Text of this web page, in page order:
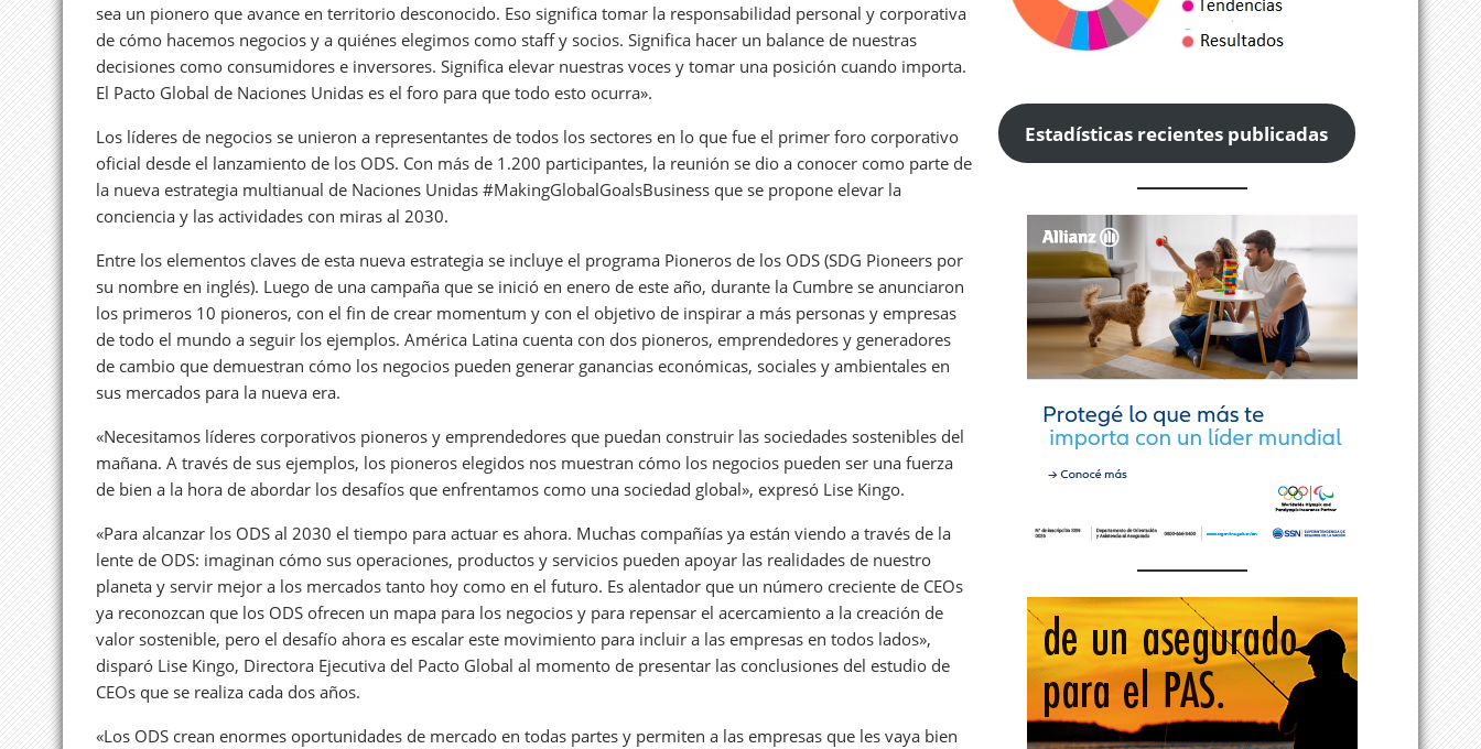
sea un pionero que avance en territorio desconocido. Eso significa tomar la responsabilidad personal y corporativa
de cómo hacemos negocios y a quiénes elegimos como staff y socios. Significa hacer un balance de nuestras
decisiones como consumidores e inversores. Significa elevar nuestras voces y tomar una posición cuando importa.
El Pacto Global de Naciones Unidas es el foro para que todo esto ocurra».
Los líderes de negocios se unieron a representantes de todos los sectores en lo que fue el primer foro corporativo
oficial desde el lanzamiento de los ODS. Con más de 1.200 participantes, la reunión se dio a conocer como parte de
la nueva estrategia multianual de Naciones Unidas #MakingGlobalGoalsBusiness que se propone elevar la
conciencia y las actividades con miras al 2030.
Entre los elementos claves de esta nueva estrategia se incluye el programa Pioneros de los ODS (SDG Pioneers por
su nombre en inglés). Luego de una campaña que se inició en enero de este año, durante la Cumbre se anunciaron
los primeros 10 pioneros, con el fin de crear momentum y con el objetivo de inspirar a más personas y empresas
de todo el mundo a seguir los ejemplos. América Latina cuenta con dos pioneros, emprendedores y generadores
de cambio que demuestran cómo los negocios pueden generar ganancias económicas, sociales y ambientales en
sus mercados para la nueva era.
«Necesitamos líderes corporativos pioneros y emprendedores que puedan construir las sociedades sostenibles del
mañana. A través de sus ejemplos, los pioneros elegidos nos muestran cómo los negocios pueden ser una fuerza
de bien a la hora de abordar los desafíos que enfrentamos como una sociedad global», expresó Lise Kingo.
«Para alcanzar los ODS al 2030 el tiempo para actuar es ahora. Muchas compañías ya están viendo a través de la
lente de ODS: imaginan cómo sus operaciones, productos y servicios pueden apoyar las realidades de nuestro
planeta y servir mejor a los mercados tanto hoy como en el futuro. Es alentador que un número creciente de CEOs
ya reconozcan que los ODS ofrecen un mapa para los negocios y para repensar el acercamiento a la creación de
valor sostenible, pero el desafío ahora es escalar este movimiento para incluir a las empresas en todos lados»,
disparó Lise Kingo, Directora Ejecutiva del Pacto Global al momento de presentar las conclusiones del estudio de
CEOs que se realiza cada dos años.
«Los ODS crean enormes oportunidades de mercado en todas partes y permiten a las empresas que les vaya bien
Estadísticas recientes publicadas